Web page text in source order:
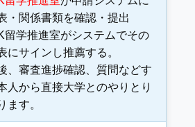
・関係書類を確認・提出
留学推進室がシステムでその
にサインし推薦する。
、審査進捗確認、質問などす
人から直接大学とのやりとり
ます。